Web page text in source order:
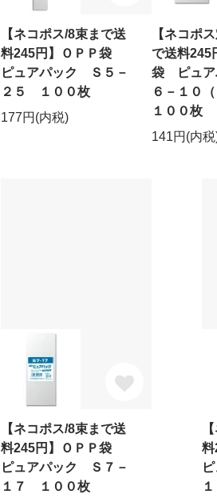
【ネコポス/8束まで送
料245円】ＯＰＰ袋
ピュアパック Ｓ５－
２５ １００枚
177円(内税)
【ネコポ
で送料245
袋 ピュ
６－１０
１００枚
141円(内
【ネコポス/8束まで送
料245円】ＯＰＰ袋
ピュアパック Ｓ７－
１７ １００枚